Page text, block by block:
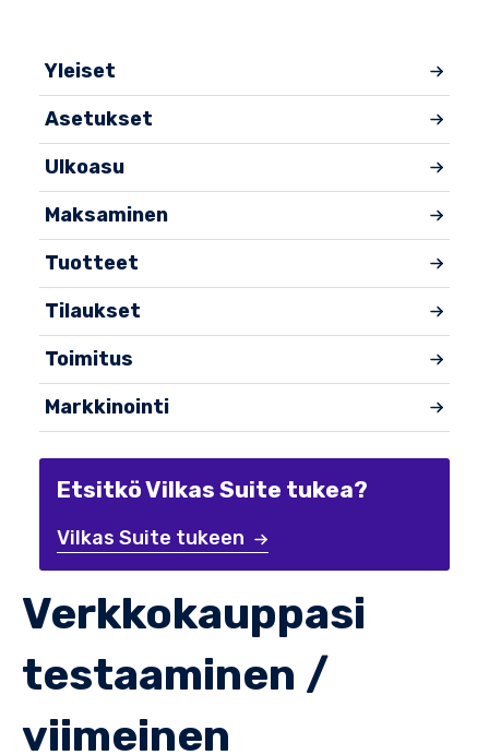
Yleiset
Asetukset
Ulkoasu
Maksaminen
Tuotteet
Tilaukset
Toimitus
Markkinointi
Etsitkö Vilkas Suite tukea?
Vilkas Suite tukeen
Verkkokauppasi
testaaminen /
viimeinen